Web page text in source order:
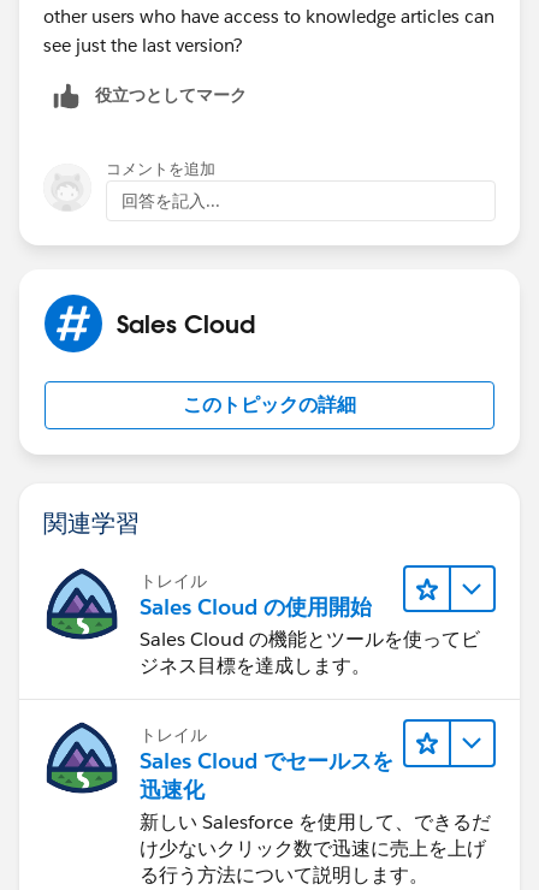
other users who have access to knowledge articles can
see just the last version?
役立つとしてマーク
コメントを追加
回答を記入...
Sales Cloud
このトピックの詳細
関連学習
トレイル
Sales Cloud の使用開始
Sales Cloud の機能とツールを使ってビ
ジネス目標を達成します。
トレイル
Sales Cloud でセールスを
迅速化
新しい Salesforce を使用して、できるだ
け少ないクリック数で迅速に売上を上げ
る行う方法について説明します。